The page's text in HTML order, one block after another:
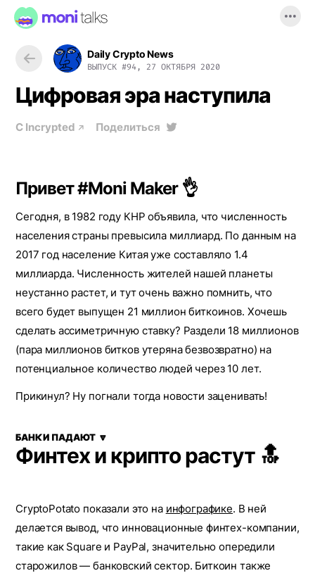
Daily Crypto News
ВЫПУСК #94, 27 ОКТЯБРЯ 2020
Цифровая эра наступила
С Incrypted Поделиться
Привет #Moni Maker 👌
Сегодня, в 1982 году КНР объявила, что численность
населения страны превысила миллиард. По данным на
2017 год население Китая уже составляло 1.4
миллиарда. Численность жителей нашей планеты
неустанно растет, и тут очень важно помнить, что
всего будет выпущен 21 миллион биткоинов. Хочешь
сделать ассиметричную ставку? Раздели 18 миллионов
(пара миллионов битков утеряна безвозвратно) на
потенциальное количество людей через 10 лет.
Прикинул? Ну погнали тогда новости заценивать!
БАНКИ ПАДАЮТ 🔽
Финтех и крипто растут 🔝
CryptoPotato показали это на инфографике. В ней
делается вывод, что инновационные финтех-компании,
такие как Square и PayPal, значительно опередили
старожилов — банковский сектор. Биткоин также